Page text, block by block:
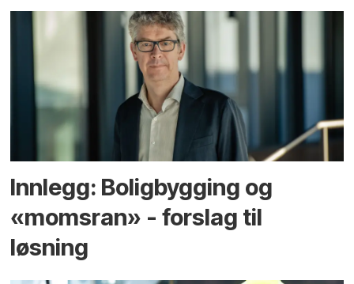
Innlegg: Boligbygging og
«momsran» - forslag til
løsning